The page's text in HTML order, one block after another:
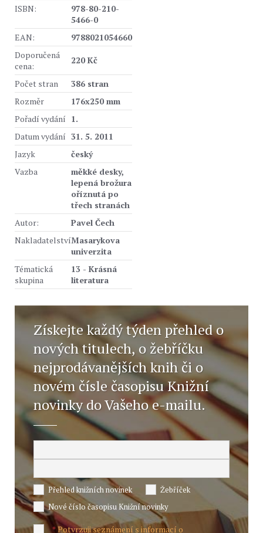
ISBN:
978-80-210-
5466-0
EAN:
9788021054660
Doporučená
cena:
220 Kč
Počet stran
386 stran
Rozměr
176x250 mm
Pořadí vydání 1.
Datum vydání 31. 5. 2011
Jazyk
český
Vazba
měkké desky,
lepená brožura
oříznutá po
třech stranách
Autor:
Pavel Čech
NakladatelstvíMasarykova
univerzita
Tématická
skupina
13 - Krásná
literatura
Získejte každý týden přehled o
nových titulech, o žebříčku
nejprodávanějších knih či o
novém čísle časopisu Knižní
novinky do Vašeho e-mailu.
Přehled knižních novinek
Žebříček
Nové číslo časopisu Knižní novinky
*Potvrzuji seznámení s informací o